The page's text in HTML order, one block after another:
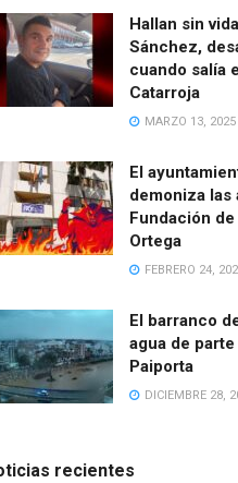
Hallan sin
Sánchez,
cuando salía
Catarroja
MARZO 13, 2025
El
demoniza las
Fundación
Ortega
FEBRERO 24,
El barranco
agua de
Paiporta
DICIEMBRE 28,
recientes